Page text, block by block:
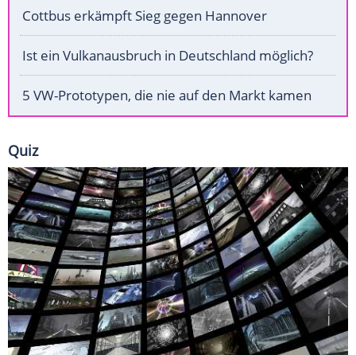
Cottbus erkämpft Sieg gegen Hannover
Ist ein Vulkanausbruch in Deutschland möglich?
5 VW-Prototypen, die nie auf den Markt kamen
Quiz